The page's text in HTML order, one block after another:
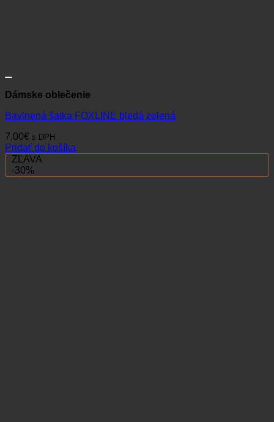
Dámske oblečenie
Bavlnená šatka FOXLINE bledá zelená
7,00€ s DPH
Pridať do košíka
ZĽAVA
-30%